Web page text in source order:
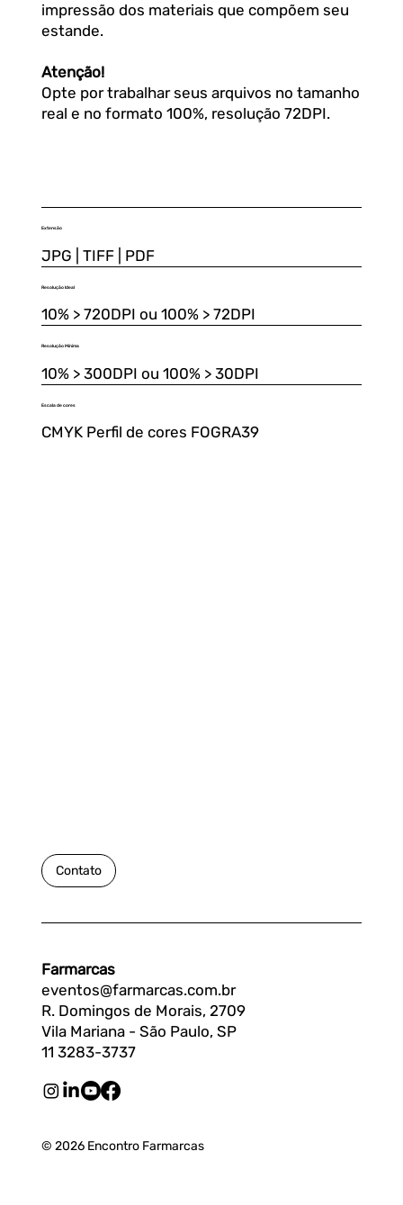
impressão dos materiais que compõem seu
estande.
Atenção!
Opte por trabalhar seus arquivos no tamanho
real e no formato 100%, resolução 72DPI.
Extensão
JPG | TIFF | PDF
Resolução Ideal
10% > 720DPI ou 100% > 72DPI
Resolução Mínima
10% > 300DPI ou 100% > 30DPI
Escala de cores
CMYK Perfil de cores FOGRA39
Contato
Farmarcas
eventos@farmarcas.com.br
R. Domingos de Morais, 2709
Vila Mariana - São Paulo, SP
11 3283-3737
© 2026 Encontro Farmarcas